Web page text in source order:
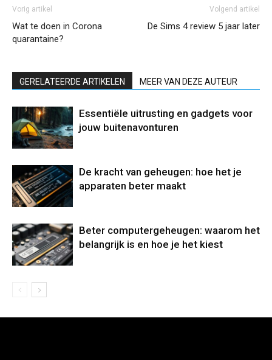
Vorig artikel
Wat te doen in Corona
quarantaine?
Volgend artikel
De Sims 4 review 5 jaar later
GERELATEERDE ARTIKELEN MEER VAN DEZE AUTEUR
Essentiële uitrusting en gadgets voor
jouw buitenavonturen
De kracht van geheugen: hoe het je
apparaten beter maakt
Beter computergeheugen: waarom het
belangrijk is en hoe je het kiest